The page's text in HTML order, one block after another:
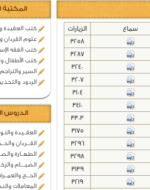
المكتبة
كتب العقيدة
علوم القرءان
كتب الفقه
كتب الأطفال
السير والتراجم
الردود والتحذير
الدروس
العقــيدة
القـــرءان
الطهــارة
الصيــــام
الحـــج والعمــرة
المعاملات
سماع
الزيارات
3258
3287
3240
3207
3104
3410
3303
3175
3296
3298
3139
3219